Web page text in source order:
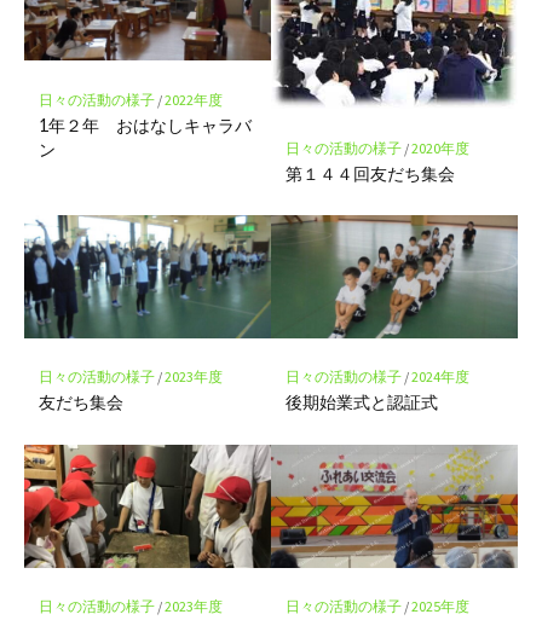
ク
に
保
存
日々の活動の様子/2022年度
1年２年 おはなしキャラバ
ン
日々の活動の様子/2020年度
第１４４回友だち集会
日々の活動の様子/2023年度
友だち集会
日々の活動の様子/2024年度
後期始業式と認証式
日々の活動の様子/2023年度 日々の活動の様子/2025年度